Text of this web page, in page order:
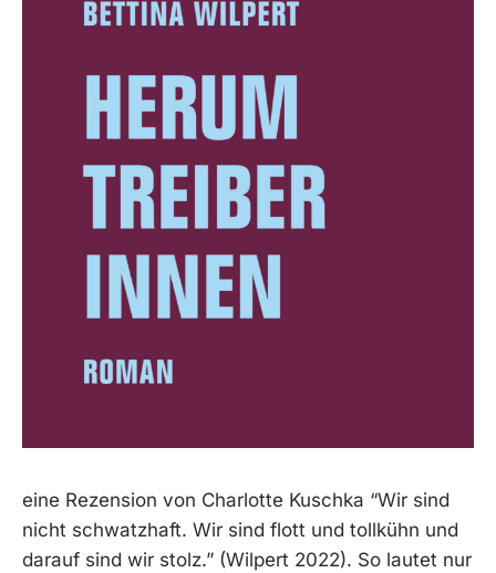
eine Rezension von Charlotte Kuschka “Wir sind
nicht schwatzhaft. Wir sind flott und tollkühn und
darauf sind wir stolz.” (Wilpert 2022). So lautet nur